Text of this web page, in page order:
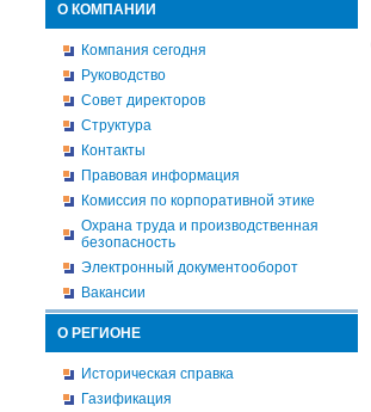
О КОМПАНИИ
Компания сегодня
Руководство
Совет директоров
Структура
Контакты
Правовая информация
Комиссия по корпоративной этике
Охрана труда и производственная
безопасность
Электронный документооборот
Вакансии
О РЕГИОНЕ
Историческая справка
Газификация